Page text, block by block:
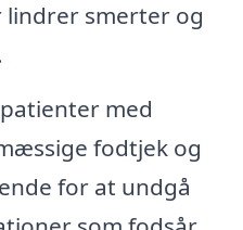
lindrer smerter og
med
fodtjek og
for at undgå